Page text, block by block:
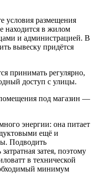
условия размещения
находится в жилом
и администрацией. В
вывеску придётся
принимать регулярно,
доступ с улицы.
под магазин —
энергии: она питает
ещё и
Подводить
затея, поэтому
в технической
минимум